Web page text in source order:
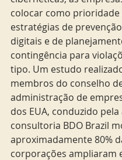
colocar como prioridade
estratégias de
digitais e de
contingência para
tipo. Um estudo
membros do conselho
administração de
dos EUA, conduzido
consultoria BDO Brazil
aproximadamente 80%
corporações ampliaram